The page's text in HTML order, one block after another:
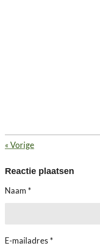
« Vorige
Reactie plaatsen
Naam *
E-mailadres *